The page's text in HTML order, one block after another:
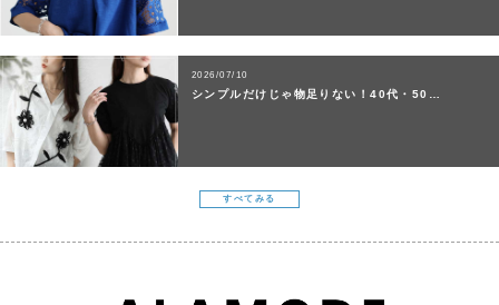
2026/07/10
シンプルだけじゃ物足りない！40代・50…
すべてみる